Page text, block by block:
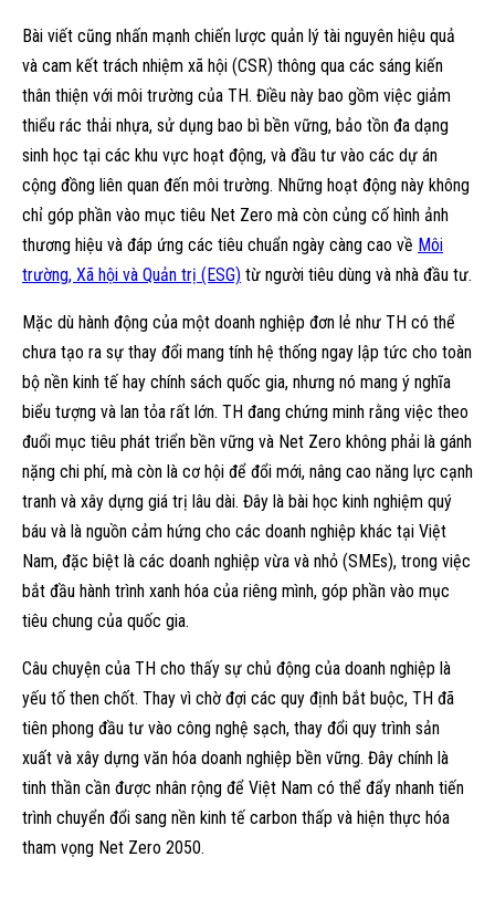
Bài viết cũng nhấn mạnh chiến lược quản lý tài nguyên hiệu quả
và cam kết trách nhiệm xã hội (CSR) thông qua các sáng kiến
thân thiện với môi trường của TH. Điều này bao gồm việc giảm
thiểu rác thải nhựa, sử dụng bao bì bền vững, bảo tồn đa dạng
sinh học tại các khu vực hoạt động, và đầu tư vào các dự án
cộng đồng liên quan đến môi trường. Những hoạt động này không
chỉ góp phần vào mục tiêu Net Zero mà còn củng cố hình ảnh
thương hiệu và đáp ứng các tiêu chuẩn ngày càng cao về Môi
trường, Xã hội và Quản trị (ESG) từ người tiêu dùng và nhà đầu tư.
Mặc dù hành động của một doanh nghiệp đơn lẻ như TH có thể
chưa tạo ra sự thay đổi mang tính hệ thống ngay lập tức cho toàn
bộ nền kinh tế hay chính sách quốc gia, nhưng nó mang ý nghĩa
biểu tượng và lan tỏa rất lớn. TH đang chứng minh rằng việc theo
đuổi mục tiêu phát triển bền vững và Net Zero không phải là gánh
nặng chi phí, mà còn là cơ hội để đổi mới, nâng cao năng lực cạnh
tranh và xây dựng giá trị lâu dài. Đây là bài học kinh nghiệm quý
báu và là nguồn cảm hứng cho các doanh nghiệp khác tại Việt
Nam, đặc biệt là các doanh nghiệp vừa và nhỏ (SMEs), trong việc
bắt đầu hành trình xanh hóa của riêng mình, góp phần vào mục
tiêu chung của quốc gia.
Câu chuyện của TH cho thấy sự chủ động của doanh nghiệp là
yếu tố then chốt. Thay vì chờ đợi các quy định bắt buộc, TH đã
tiên phong đầu tư vào công nghệ sạch, thay đổi quy trình sản
xuất và xây dựng văn hóa doanh nghiệp bền vững. Đây chính là
tinh thần cần được nhân rộng để Việt Nam có thể đẩy nhanh tiến
trình chuyển đổi sang nền kinh tế carbon thấp và hiện thực hóa
tham vọng Net Zero 2050.